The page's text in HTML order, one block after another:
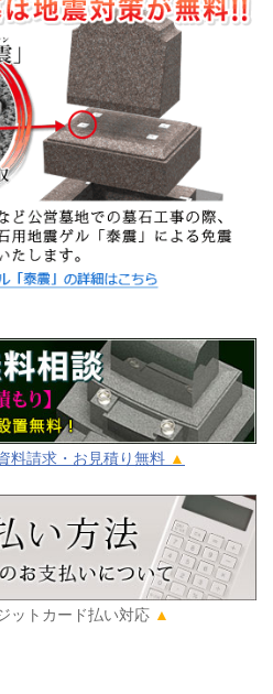
料請求・お見積り無料 ▲
ットカード払い対応 ▲